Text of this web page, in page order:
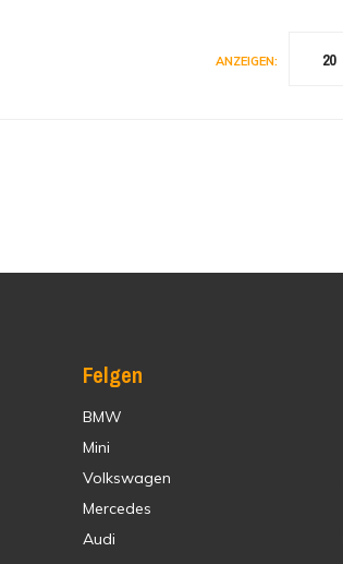
ANZEIGEN: 20
Felgen
BMW
Mini
Volkswagen
Mercedes
Audi